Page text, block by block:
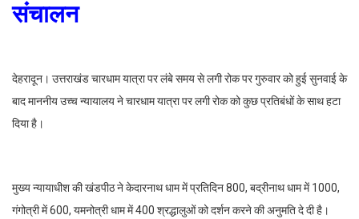
संचालन
देहरादून। उत्तराखंड चारधाम यात्रा पर लंबे समय से लगी रोक पर गुरुवार को हुई सुनवाई के
बाद माननीय उच्च न्यायालय ने चारधाम यात्रा पर लगी रोक को कुछ प्रतिबंधों के साथ हटा
दिया है।
मुख्य न्यायाधीश की खंडपीठ ने केदारनाथ धाम में प्रतिदिन 800, बद्रीनाथ धाम में 1000,
गंगोत्री में 600, यमनोत्री धाम में 400 श्रद्धालुओं को दर्शन करने की अनुमति दे दी है।